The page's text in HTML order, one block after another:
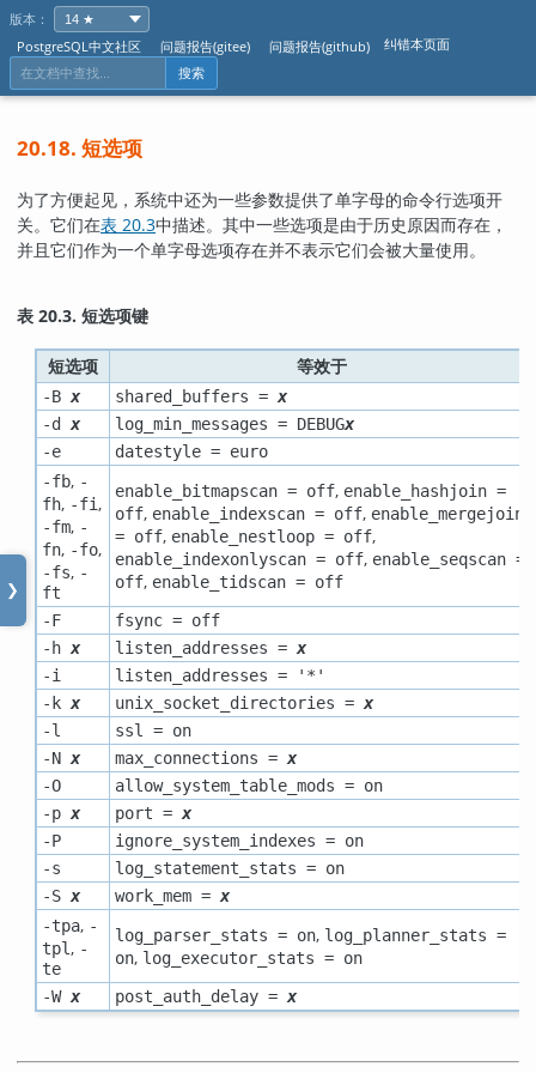
版本：
PostgreSQL中文社区
问题报告(gitee) 问题报告(github) 纠错本页面
搜索
❯
20.18. 短选项
为了方便起见，系统中还为一些参数提供了单字母的命令行选项开
关。它们在表 20.3中描述。其中一些选项是由于历史原因而存在，
并且它们作为一个单字母选项存在并不表示它们会被大量使用。
表 20.3. 短选项键
短选项 等效于
-B x shared_buffers = x
-d x log_min_messages = DEBUGx
-e
datestyle = euro
-fb, -
fh, -fi,
-fm, -
fn, -fo,
-fs, -
ft
enable_bitmapscan = off, enable_hashjoin =
off, enable_indexscan = off, enable_mergejoin
= off, enable_nestloop = off,
enable_indexonlyscan = off, enable_seqscan =
off, enable_tidscan = off
-F
fsync = off
-h x listen_addresses = x
-i
listen_addresses = '*'
-k x unix_socket_directories = x
-l
ssl = on
-N x max_connections = x
-O
allow_system_table_mods = on
-p x port = x
-P
ignore_system_indexes = on
-s
log_statement_stats = on
-S x work_mem = x
-tpa, -
tpl, -
te
log_parser_stats = on, log_planner_stats =
on, log_executor_stats = on
-W x post_auth_delay = x